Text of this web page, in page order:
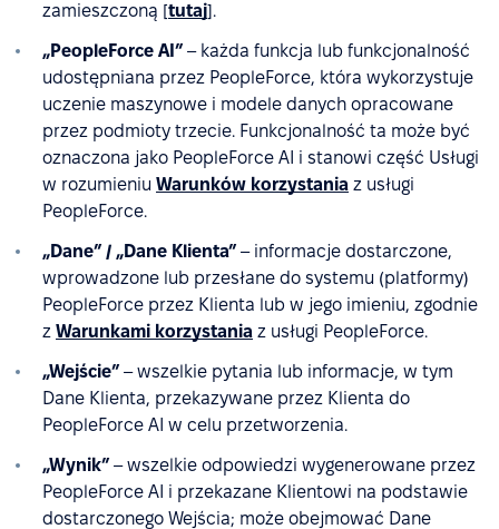
zamieszczoną [tutaj].
„PeopleForce AI” – każda funkcja lub funkcjonalność
udostępniana przez PeopleForce, która wykorzystuje
uczenie maszynowe i modele danych opracowane
przez podmioty trzecie. Funkcjonalność ta może być
oznaczona jako PeopleForce AI i stanowi część Usługi
w rozumieniu Warunków korzystania z usługi
PeopleForce.
„Dane” / „Dane Klienta” – informacje dostarczone,
wprowadzone lub przesłane do systemu (platformy)
PeopleForce przez Klienta lub w jego imieniu, zgodnie
z Warunkami korzystania z usługi PeopleForce.
„Wejście” – wszelkie pytania lub informacje, w tym
Dane Klienta, przekazywane przez Klienta do
PeopleForce AI w celu przetworzenia.
„Wynik” – wszelkie odpowiedzi wygenerowane przez
PeopleForce AI i przekazane Klientowi na podstawie
dostarczonego Wejścia; może obejmować Dane